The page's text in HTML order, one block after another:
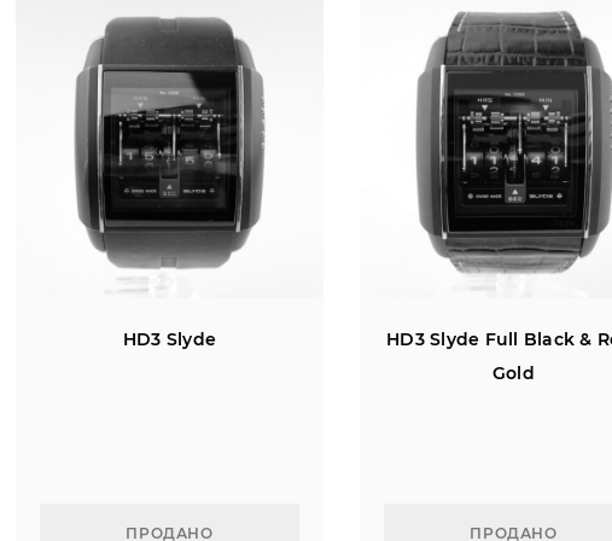
HD3 Slyde
ПРОДАНО
HD3 Slyde Full Black &
Gold
ПРОДАНО